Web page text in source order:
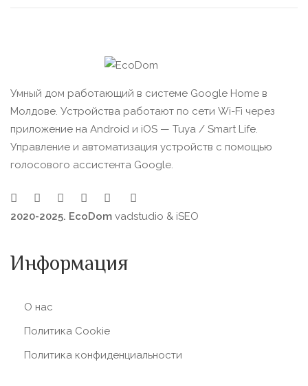
Умный дом работающий в системе Google Home в
Молдове. Устройства работают по сети Wi-Fi через
приложение на Android и iOS — Tuya / Smart Life.
Управление и автоматизация устройств с помощью
голосового ассистента Google.
2020-2025. EcoDom vadstudio & iSEO
Информация
О нас
Политика Сookie
Политика конфиденциальности